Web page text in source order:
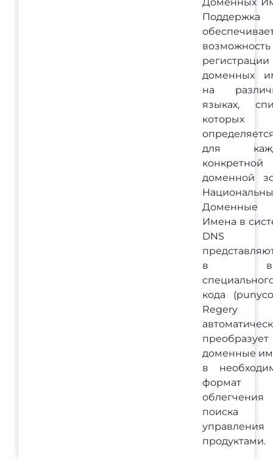
Доменных
Поддержка
возможность
регистрации
доменных
на
языках,
которых
для
конкретной
доменной
Доменные
Имена в
DNS
в
кода
Regery
преобразует
доменные
в
формат
облегчения
управления
продуктами.